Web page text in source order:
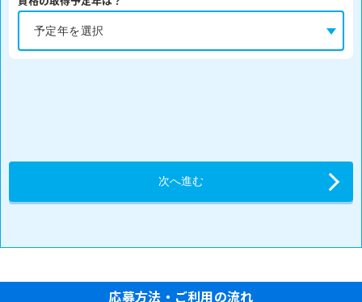
応募方法・ご利用の流れ